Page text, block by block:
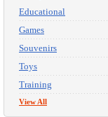
Educational
Games
Souvenirs
Toys
Training
View All